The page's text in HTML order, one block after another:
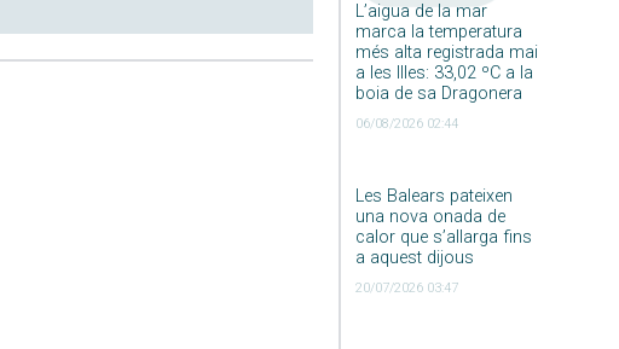
L’aigua de la mar
marca la temperatura
més alta registrada mai
a les Illes: 33,02 ºC a la
boia de sa Dragonera
06/08/2026 02:44
Les Balears pateixen
una nova onada de
calor que s’allarga fins
a aquest dijous
20/07/2026 03:47